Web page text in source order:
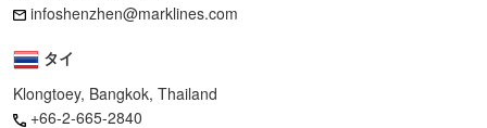
infoshenzhen@marklines.com
タイ
Klongtoey, Bangkok, Thailand
+66-2-665-2840